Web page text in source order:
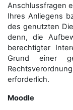
Anschluss­fragen
Ihres Anliegens
des genutzten
denn, die
berechtigter
Grund einer
erforderlich.
Moodle